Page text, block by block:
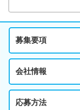
募集要項
会社情報
応募方法